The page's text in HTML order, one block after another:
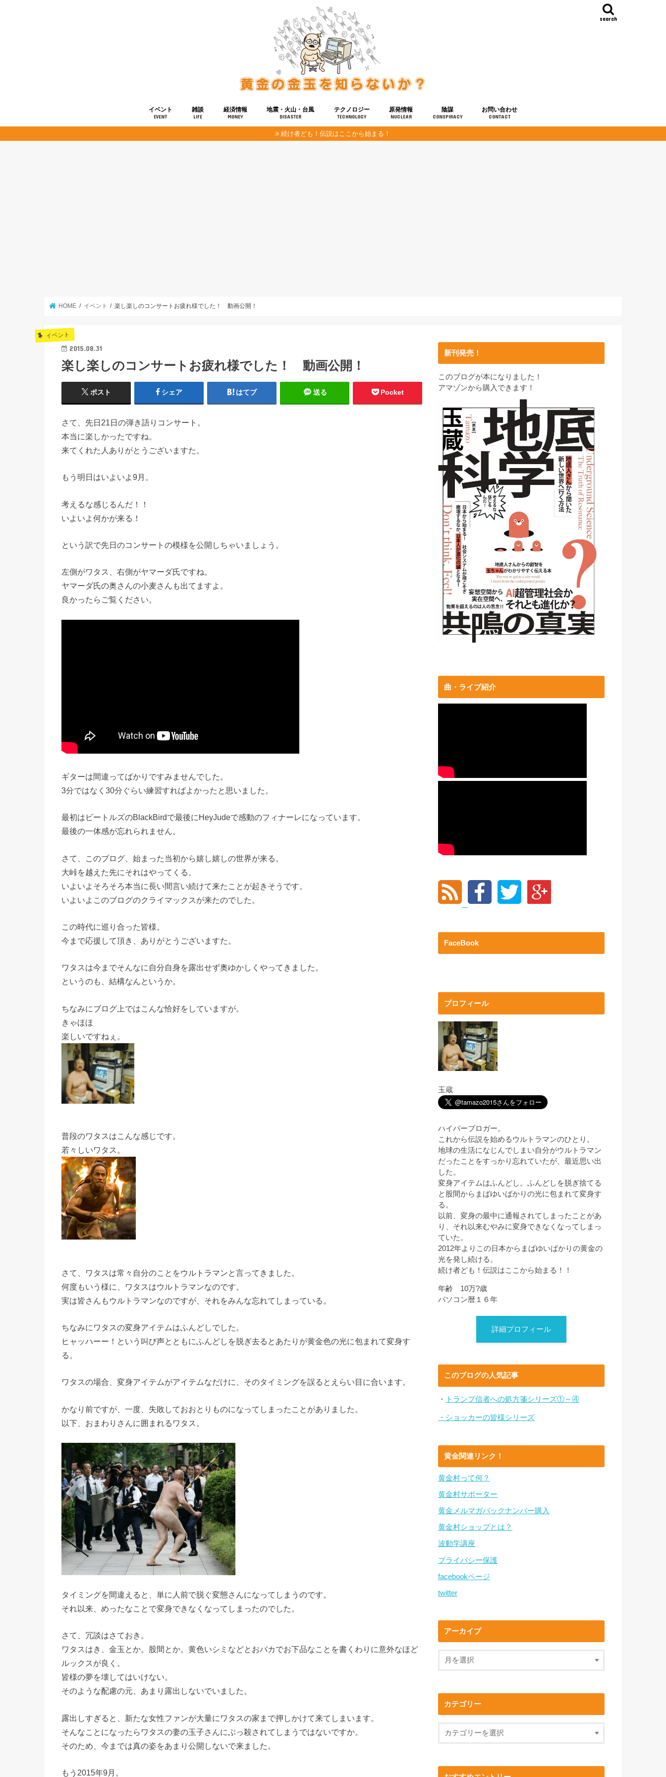
search
イベント
EVENT
雑談
LIFE
経済情報
MONEY
地震・火山・台風
DISASTER
テクノロジー
TECHNOLOGY
健康
宇宙
原発情報
NUCLEAR
陰謀
CONSPIRACY
お問い合わせ
CONTACT
続け者ども！伝説はここから始まる！
HOME イベント 楽し楽しのコンサートお疲れ様でした！ 動画公開！
イベント
2015.08.31
楽し楽しのコンサートお疲れ様でした！ 動画公開！
ポスト シェア はてブ 送る Pocket
さて、先日21日の弾き語りコンサート。
本当に楽しかったですね。
来てくれた人ありがとうございますた。
もう明日はいよいよ9月。
考えるな感じるんだ！！
いよいよ何かが来る！
という訳で先日のコンサートの模様を公開しちゃいましょう。
左側がワタス、右側がヤマーダ氏ですね。
ヤマーダ氏の奥さんの小麦さんも出てますよ。
良かったらご覧ください。
ギターは間違ってばかりですみませんでした。
3分ではなく30分ぐらい練習すればよかったと思いました。
最初はビートルズのBlackBirdで最後にHeyJudeで感動のフィナーレになっています。
最後の一体感が忘れられません。
さて、このブログ、始まった当初から嬉し嬉しの世界が来る。
大峠を越えた先にそれはやってくる。
いよいよそろそろ本当に長い間言い続けて来たことが起きそうです。
いよいよこのブログのクライマックスが来たのでした。
この時代に巡り合った皆様。
今まで応援して頂き、ありがとうございますた。
ワタスは今までそんなに自分自身を露出せず奥ゆかしくやってきました。
というのも、結構なんというか。
ちなみにブログ上ではこんな恰好をしていますが。
きゃほほ
楽しいですねぇ。
普段のワタスはこんな感じです。
若々しいワタス。
さて、ワタスは常々自分のことをウルトラマンと言ってきました。
何度もいう様に、ワタスはウルトラマンなのです。
実は皆さんもウルトラマンなのですが、それをみんな忘れてしまっている。
ちなみにワタスの変身アイテムはふんどしでした。
ヒャッハーー！という叫び声とともにふんどしを脱ぎ去るとあたりが黄金色の光に包まれて変身す
る。
ワタスの場合、変身アイテムがアイテムなだけに、そのタイミングを誤るとえらい目に合います。
かなり前ですが、一度、失敗しておおとりものになってしまったことがありました。
以下、おまわりさんに囲まれるワタス。
タイミングを間違えると、単に人前で脱ぐ変態さんになってしまうのです。
それ以来、めったなことで変身できなくなってしまったのでした。
さて、冗談はさておき。
ワタスはき、金玉とか。股間とか。黄色いシミなどとおバカでお下品なことを書くわりに意外なほど
ルックスが良く。
皆様の夢を壊してはいけない。
そのような配慮の元、あまり露出しないでいました。
露出しすぎると、新たな女性ファンが大量にワタスの家まで押しかけて来てしまいます。
そんなことになったらワタスの妻の玉子さんにぶっ殺されてしまうではないですか。
そのため、今までは真の姿をあまり公開しないで来ました。
もう2015年9月。
新刊発売！
このブログが本になりました！
アマゾンから購入できます！
曲・ライブ紹介
FaceBook
プロフィール
玉蔵
ハイパーブロガー。
これから伝説を始めるウルトラマンのひとり。
地球の生活になじんでしまい自分がウルトラマン
だったことをすっかり忘れていたが、最近思い出
した。
変身アイテムはふんどし。ふんどしを脱ぎ捨てる
と股間からまばゆいばかりの光に包まれて変身す
る。
以前、変身の最中に通報されてしまったことがあ
り、それ以来むやみに変身できなくなってしまっ
ていた。
2012年よりこの日本からまばゆいばかりの黄金の
光を発し続ける。
続け者ども！伝説はここから始まる！！
年齢 10万?歳
パソコン暦１６年
詳細プロフィール
このブログの人気記事
・ トランプ信者への処方箋シリーズ①～④
・ショッカーの皆様シリーズ
黄金関連リンク！
黄金村って何？
黄金村サポーター
黄金メルマガバックナンバー購入
黄金村ショップとは？
波動学講座
プライバシー保護
facebookページ
twitter
アーカイブ
カテゴリー